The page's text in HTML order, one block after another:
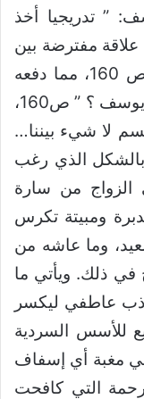
” تدريجيا أخذ
مفترضة بين
سارة والممثل الشاب سفيان… ” ص 160، مما دفعه
لمصارحتها بذلك: ” ـ ماذا بينك وبين يوسف ؟ ” ص160،
لا شيء بيننا…
بالشكل الذي رغب
من سارة
ومبيتة تكرس
وما عاشه من
في ذلك. ويأتي ما
عاطفي ليكسر
للأسس السردية
في مغبة أي إسفاف
التي كافحت